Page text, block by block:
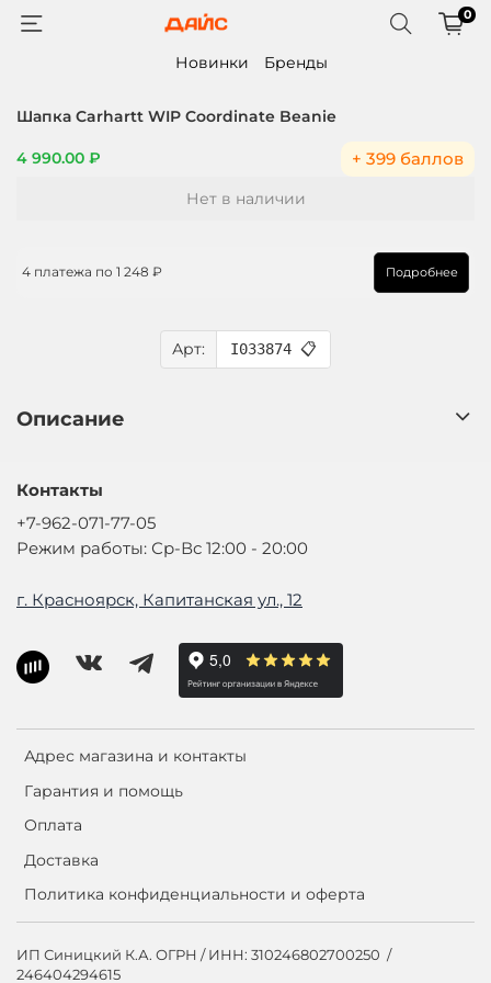
0
Новинки Бренды
Шапка Carhartt WIP Coordinate Beanie
4 990.00 ₽ + 399 баллов
Арт: I033874 📋
Нет в наличии
4 платежа по 1 248 ₽ Подробнее
Описание
Адрес магазина и контакты
Гарантия и помощь
Оплата
Доставка
Политика конфиденциальности и оферта
Контакты
+7-962-071-77-05
Режим работы: Ср-Вс 12:00 - 20:00
г. Красноярск, Капитанская ул., 12
ИП Синицкий К.А. ОГРН / ИНН: 310246802700250 /
246404294615